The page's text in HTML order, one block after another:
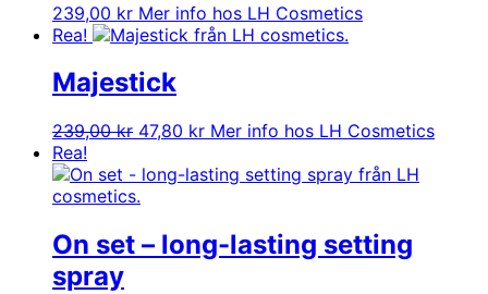
239,00 kr Mer info hos LH Cosmetics
Rea!
Majestick
239,00kr Det
priset
var:
47,80 krDet
priset
Mer info hos LH Cosmetics
Rea!
On set – long-lasting setting
spray